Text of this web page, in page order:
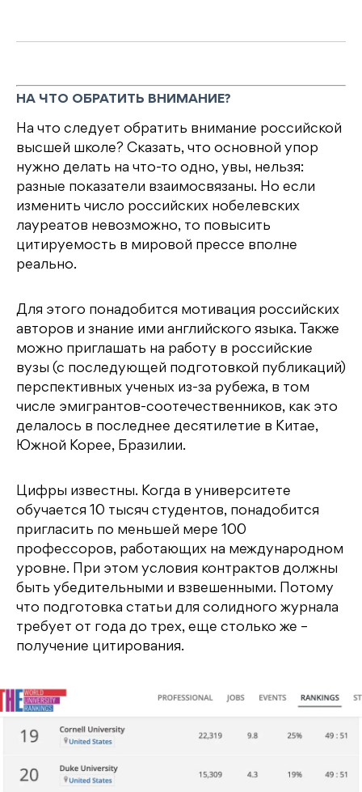
НА ЧТО ОБРАТИТЬ ВНИМАНИЕ?
На что следует обратить внимание российской
высшей школе? Сказать, что основной упор
нужно делать на что-то одно, увы, нельзя:
разные показатели взаимосвязаны. Но если
изменить число российских нобелевских
лауреатов невозможно, то повысить
цитируемость в мировой прессе вполне
реально.
Для этого понадобится мотивация российских
авторов и знание ими английского языка. Также
можно приглашать на работу в российские
вузы (с последующей подготовкой публикаций)
перспективных ученых из-за рубежа, в том
числе эмигрантов-соотечественников, как это
делалось в последнее десятилетие в Китае,
Южной Корее, Бразилии.
Цифры известны. Когда в университете
обучается 10 тысяч студентов, понадобится
пригласить по меньшей мере 100
профессоров, работающих на международном
уровне. При этом условия контрактов должны
быть убедительными и взвешенными. Потому
что подготовка статьи для солидного журнала
требует от года до трех, еще столько же –
получение цитирования.